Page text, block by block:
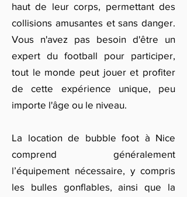
haut de leur corps, permettant des
collisions amusantes et sans danger.
Vous n'avez pas besoin d'être un
expert du football pour participer,
tout le monde peut jouer et profiter
de cette expérience unique, peu
importe l'âge ou le niveau.
La location de bubble foot à Nice
comprend généralement
l’équipement nécessaire, y compris
les bulles gonflables, ainsi que la